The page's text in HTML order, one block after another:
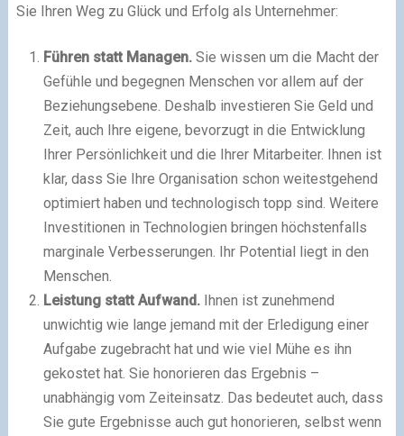
Sie Ihren Weg zu Glück und Erfolg als Unternehmer:
Führen statt Managen.Sie wissen um die Macht der
Gefühle und begegnen Menschen vor allem auf der
Beziehungsebene. Deshalb investieren Sie Geld und
Zeit, auch Ihre eigene, bevorzugt in die Entwicklung
Ihrer Persönlichkeit und die Ihrer Mitarbeiter. Ihnen ist
klar, dass Sie Ihre Organisation schon weitestgehend
optimiert haben und technologisch topp sind. Weitere
Investitionen in Technologien bringen höchstenfalls
marginale Verbesserungen. Ihr Potential liegt in den
Menschen.
Leistung statt Aufwand.Ihnen ist zunehmend
unwichtig wie lange jemand mit der Erledigung einer
Aufgabe zugebracht hat und wie viel Mühe es ihn
gekostet hat. Sie honorieren das Ergebnis –
unabhängig vom Zeiteinsatz. Das bedeutet auch, dass
Sie gute Ergebnisse auch gut honorieren, selbst wenn